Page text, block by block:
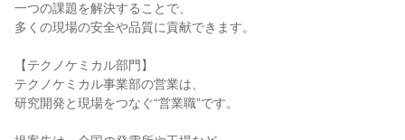
一つの課題を解決することで、
多くの現場の安全や品質に貢献できます。
【テクノケミカル部門】
テクノケミカル事業部の営業は、
研究開発と現場をつなぐ“営業職”です。